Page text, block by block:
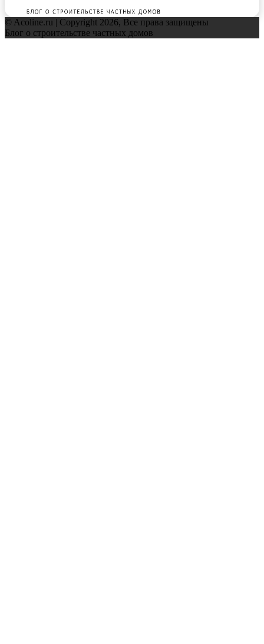
© Acoline.ru | Copyright 2026, Все права защищены
Блог о строительстве частных домов